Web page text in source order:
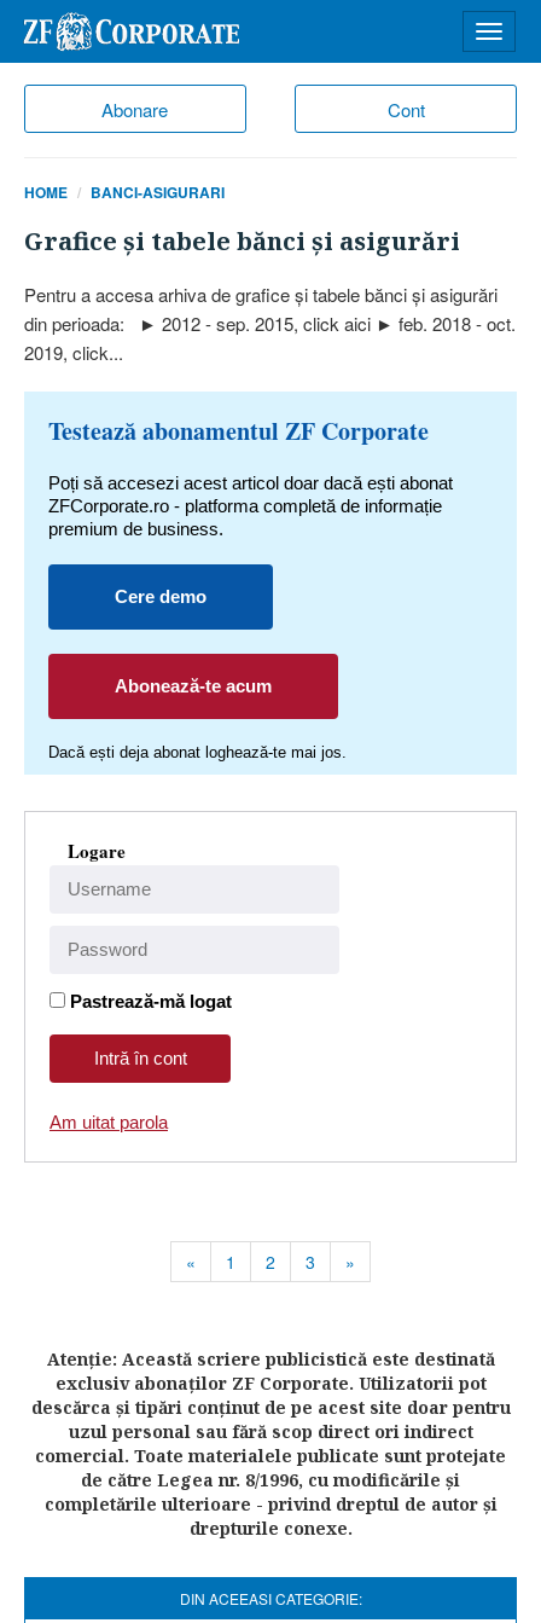
Abonare Cont
meniu
HOME BANCI-ASIGURARI
Grafice şi tabele bănci şi asigurări
Pentru a accesa arhiva de grafice şi tabele bănci şi asigurări
din perioada: ► 2012 - sep. 2015, click aici ► feb. 2018 - oct.
2019, click...
Testează abonamentul ZF Corporate
Poți să accesezi acest articol doar dacă ești abonat
ZFCorporate.ro - platforma completă de informație
premium de business.
Cere demo
Abonează-te acum
Dacă ești deja abonat loghează-te mai jos.
Logare
Pastrează-mă logat
Am uitat parola
« 1 2 3 »
Atenţie: Această scriere publicistică este destinată
exclusiv abonaţilor ZF Corporate. Utilizatorii pot
descărca şi tipări conţinut de pe acest site doar pentru
uzul personal sau fără scop direct ori indirect
comercial. Toate materialele publicate sunt protejate
de către Legea nr. 8/1996, cu modificările şi
completările ulterioare - privind dreptul de autor şi
drepturile conexe.
DIN ACEEASI CATEGORIE: